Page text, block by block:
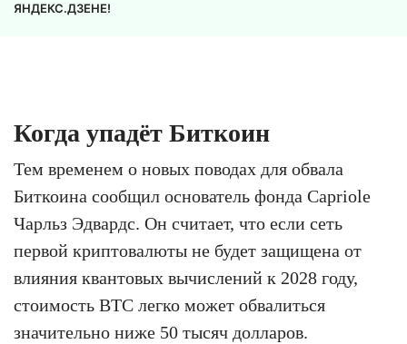
ЯНДЕКС.ДЗЕНЕ!
Когда упадёт Биткоин
Тем временем о новых поводах для обвала
Биткоина сообщил основатель фонда Capriole
Чарльз Эдвардс. Он считает, что если сеть
первой криптовалюты не будет защищена от
влияния квантовых вычислений к 2028 году,
стоимость BTC легко может обвалиться
значительно ниже 50 тысяч долларов.